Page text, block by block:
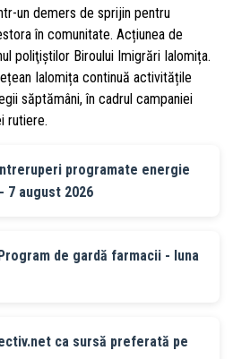
un demers de sprijin pentru
în comunitate. Acțiunea de
poliţiştilor Biroului Imigrări Ialomița.
Ialomița continuă activitățile
săptămâni, în cadrul campaniei
rutiere.
programate energie
7 august 2026
de gardă farmacii - luna
ca sursă preferată pe